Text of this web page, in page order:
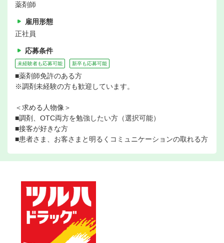
薬剤師
雇用形態
正社員
応募条件
未経験者も応募可能 新卒も応募可能
■薬剤師免許のある方
※調剤未経験の方も歓迎しています。
＜求める人物像＞
■調剤、OTC両方を勉強したい方（選択可能）
■接客が好きな方
■患者さま、お客さまと明るくコミュニケーションの取れる方